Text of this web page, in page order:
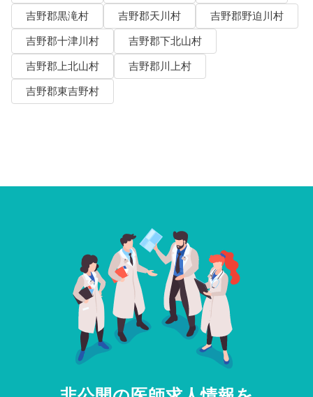
吉野郡黒滝村
吉野郡天川村
吉野郡野迫川村
吉野郡十津川村
吉野郡下北山村
吉野郡上北山村
吉野郡川上村
吉野郡東吉野村